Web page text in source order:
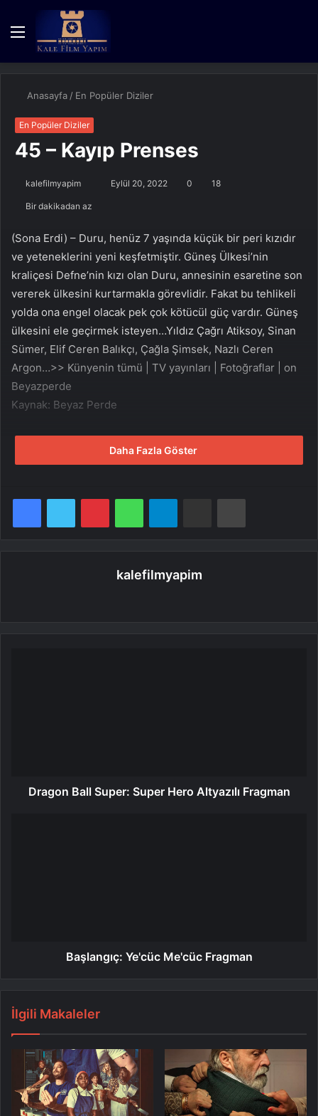
Menü
Anasayfa / En Popüler Diziler
En Popüler Diziler
45 – Kayıp Prenses
kalefilmyapim
göndermek
Eylül 20, 2022 0 18
Bir dakikadan az
(Sona Erdi) – Duru, henüz 7 yaşında küçük bir peri kızıdır
ve yeteneklerini yeni keşfetmiştir. Güneş Ülkesi’nin
kraliçesi Defne’nin kızı olan Duru, annesinin esaretine son
vererek ülkesini kurtarmakla görevlidir. Fakat bu tehlikeli
yolda ona engel olacak pek çok kötücül güç vardır. Güneş
ülkesini ele geçirmek isteyen…Yıldız Çağrı Atiksoy, Sinan
Sümer, Elif Ceren Balıkçı, Çağla Şimsek, Nazlı Ceren
Argon…>> Künyenin tümü | TV yayınları | Fotoğraflar | on
Beyazperde
Kaynak: Beyaz Perde
Daha Fazla Göster
FacebookTwitter PinterestWhatsAppTelegram E-Posta ile paylaş Yazdır
kalefilmyapim
Dragon Ball Super: Super Hero Altyazılı Fragman
Başlangıç: Ye'cüc Me'cüc Fragman
İlgili Makaleler